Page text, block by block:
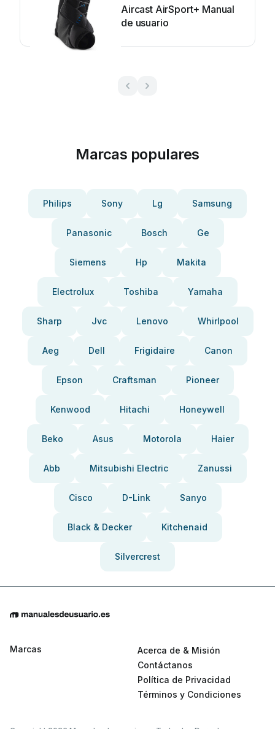
Aircast AirSport+ Manual
de usuario
Marcas populares
Philips Sony Lg Samsung
Panasonic Bosch Ge
Siemens Hp Makita
Electrolux Toshiba Yamaha
Sharp Jvc Lenovo Whirlpool
Aeg Dell Frigidaire Canon
Epson Craftsman Pioneer
Kenwood Hitachi Honeywell
Beko Asus Motorola Haier
Abb Mitsubishi Electric Zanussi
Cisco D-Link Sanyo
Black & Decker Kitchenaid
Silvercrest
Marcas
Acerca de & Misión
Contáctanos
Política de Privacidad
Términos y Condiciones